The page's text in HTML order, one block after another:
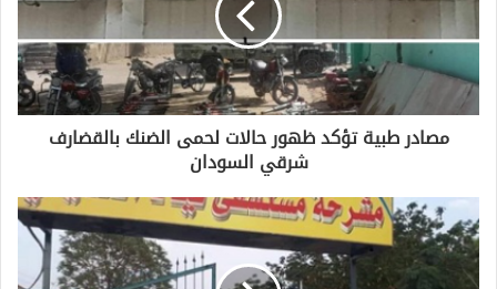
مصادر طبية تؤكد ظهور حالات لحمى الضنك بالقضارف
شرقي السودان